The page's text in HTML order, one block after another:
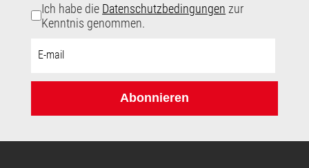
Ich habe die Datenschutzbedingungen zur
Kenntnis genommen.
Mail-
Abonnieren